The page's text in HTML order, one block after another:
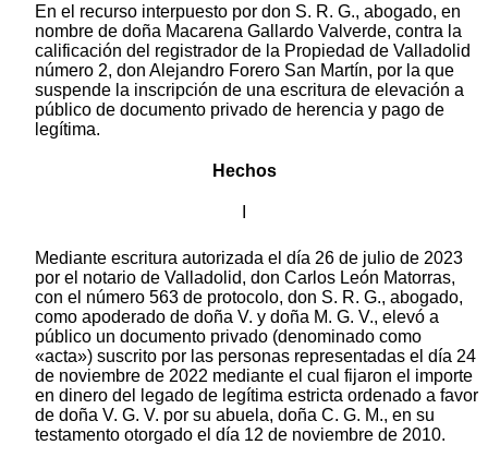
En el recurso interpuesto por don S. R. G., abogado, en
nombre de doña Macarena Gallardo Valverde, contra la
calificación del registrador de la Propiedad de Valladolid
número 2, don Alejandro Forero San Martín, por la que
suspende la inscripción de una escritura de elevación a
público de documento privado de herencia y pago de
legítima.
Hechos
Mediante escritura autorizada el día 26 de julio de 2023
por el notario de Valladolid, don Carlos León Matorras,
con el número 563 de protocolo, don S. R. G., abogado,
como apoderado de doña V. y doña M. G. V., elevó a
público un documento privado (denominado como
«acta») suscrito por las personas representadas el día 24
de noviembre de 2022 mediante el cual fijaron el importe
en dinero del legado de legítima estricta ordenado a favor
de doña V. G. V. por su abuela, doña C. G. M., en su
testamento otorgado el día 12 de noviembre de 2010.